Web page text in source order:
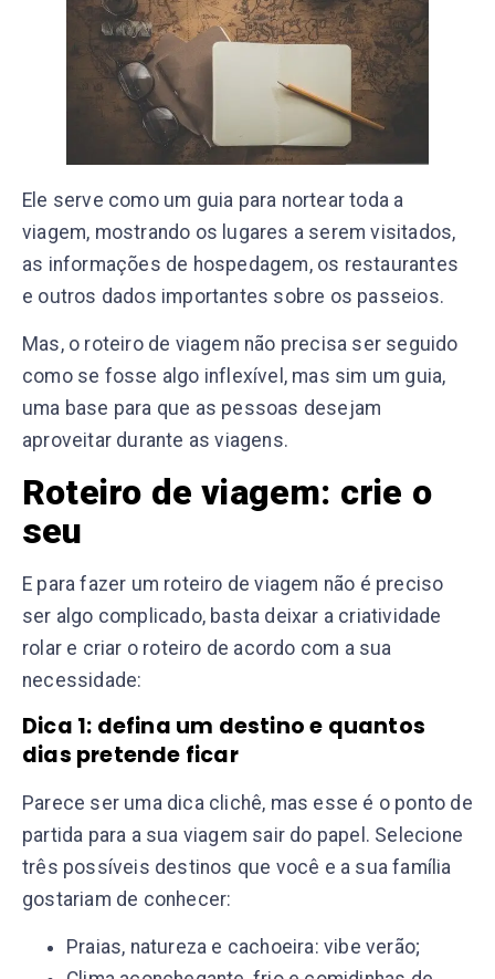
Ele serve como um guia para nortear toda a
viagem, mostrando os lugares a serem visitados,
as informações de hospedagem, os restaurantes
e outros dados importantes sobre os passeios.
Mas, o roteiro de viagem não precisa ser seguido
como se fosse algo inflexível, mas sim um guia,
uma base para que as pessoas desejam
aproveitar durante as viagens.
Roteiro de viagem: crie o
seu
E para fazer um roteiro de viagem não é preciso
ser algo complicado, basta deixar a criatividade
rolar e criar o roteiro de acordo com a sua
necessidade:
Dica 1: defina um destino e quantos
dias pretende ficar
Parece ser uma dica clichê, mas esse é o ponto de
partida para a sua viagem sair do papel. Selecione
três possíveis destinos que você e a sua família
gostariam de conhecer:
Praias, natureza e cachoeira: vibe verão;